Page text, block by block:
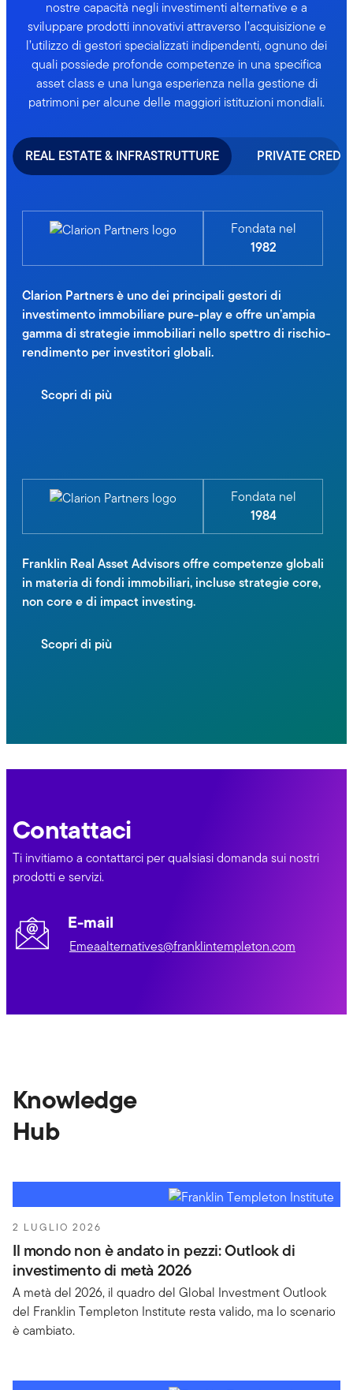
nostre capacità negli investimenti alternative e a
sviluppare prodotti innovativi attraverso l’acquisizione e
l’utilizzo di gestori specializzati indipendenti, ognuno dei
quali possiede profonde competenze in una specifica
asset class e una lunga esperienza nella gestione di
patrimoni per alcune delle maggiori istituzioni mondiali.
REAL ESTATE & INFRASTRUTTURE PRIVATE CREDIT
Fondata nel
1982
Clarion Partners è uno dei principali gestori di
investimento immobiliare pure-play e offre un’ampia
gamma di strategie immobiliari nello spettro di rischio-
rendimento per investitori globali.
Scopri di più
Fondata nel
1984
Franklin Real Asset Advisors offre competenze globali
in materia di fondi immobiliari, incluse strategie core,
non core e di impact investing.
Scopri di più
Contattaci
Ti invitiamo a contattarci per qualsiasi domanda sui nostri
prodotti e servizi.
E-mail
Emeaalternatives@franklintempleton.com
Knowledge
Hub
2 LUGLIO 2026
Il mondo non è andato in pezzi: Outlook di
investimento di metà 2026
A metà del 2026, il quadro del Global Investment Outlook
del Franklin Templeton Institute resta valido, ma lo scenario
è cambiato.